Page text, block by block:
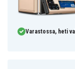
Varastossa, heti